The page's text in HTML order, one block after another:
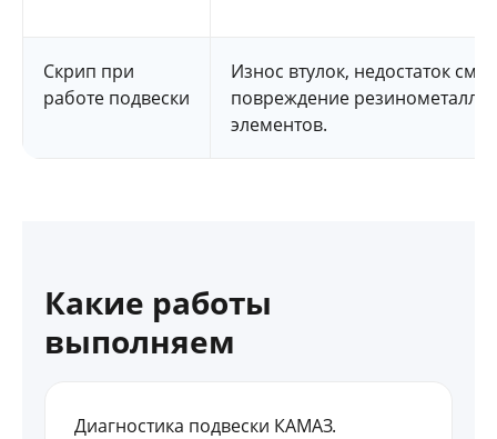
Скрип при
работе подвески
Износ втулок, недостаток
повреждение
элементов.
Какие работы
выполняем
Диагностика подвески КАМАЗ.